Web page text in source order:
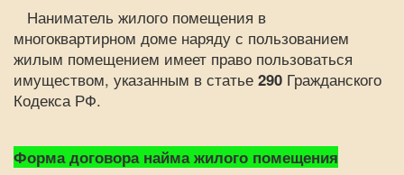
Наниматель жилого помещения в
многоквартирном доме наряду с пользованием
жилым помещением имеет право пользоваться
имуществом, указанным в статье 290 Гражданского
Кодекса РФ.
Форма договора найма жилого помещения